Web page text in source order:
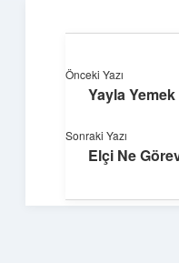
Dijital
Önceki Yazı
Yayla Yemek
Sonraki Yazı
Elçi Ne